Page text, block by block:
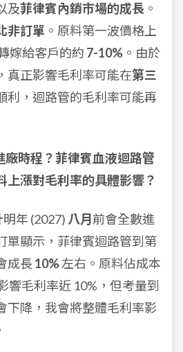
及菲律賓內銷市場的成長 。
非訂單 。原料第一波價格上
嫁給客戶的約 7-10% 。由於
真正影響毛利率可能在第三
利，迴路管的毛利率可能再
廠時程？菲律賓血液迴路管
上漲對毛利率的具體影響？
年 (2027) 八月 前會全數進
單顯示，菲律賓迴路管到第
成長 10%左右。原料佔成本
響毛利率近 10%，但考量到
下降，我會將整體毛利率影